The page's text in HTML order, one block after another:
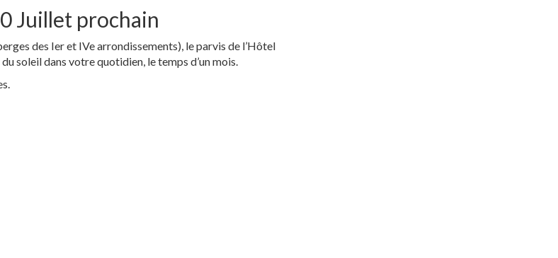
Juillet prochain
des Ier et IVe arrondissements), le parvis de l’Hôtel
soleil dans votre quotidien, le temps d’un mois.